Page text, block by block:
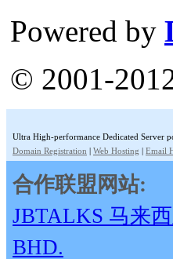
Powered by
© 2001-
Ultra High-performance Dedicated Server
Domain Registration | Web Hosting | Email
合作联盟网站:
JBTALKS 马来
BHD.